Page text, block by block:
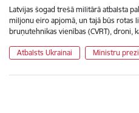
Latvijas šogad trešā militārā atbalsta
miljonu eiro apjomā, un tajā būs rotas
bruņutehnikas vienības (CVRT), droni,
Atbalsts Ukrainai Ministru